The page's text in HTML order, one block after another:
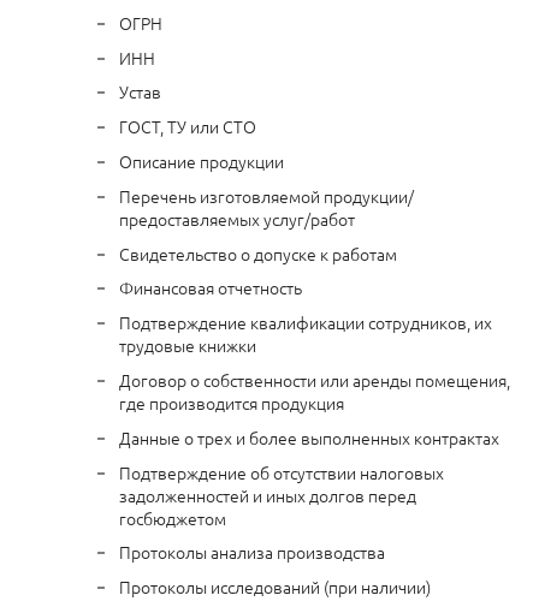
ОГРН
ИНН
Устав
ГОСТ, ТУ или СТО
Описание продукции
Перечень изготовляемой продукции/
предоставляемых услуг/работ
Свидетельство о допуске к работам
Финансовая отчетность
Подтверждение квалификации сотрудников, их
трудовые книжки
Договор о собственности или аренды помещения,
где производится продукция
Данные о трех и более выполненных контрактах
Подтверждение об отсутствии налоговых
задолженностей и иных долгов перед
госбюджетом
Протоколы анализа производства
Протоколы исследований (при наличии)